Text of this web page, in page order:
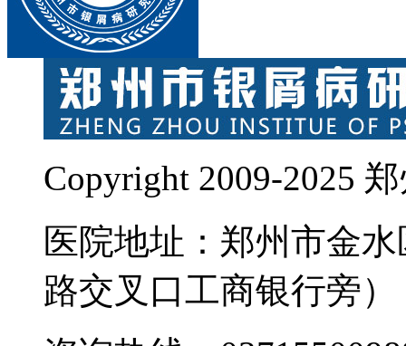
Copyright 2009-2025
医院地址：郑州市金
路交叉口工商银行旁）